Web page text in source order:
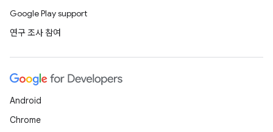
Google Play support
연구 조사 참여
Android
Chrome